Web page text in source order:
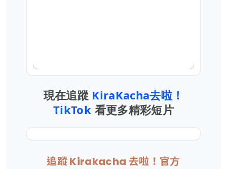
現在追蹤 KiraKacha去啦！
TikTok 看更多精彩短片
追蹤 Kirakacha 去啦！官方